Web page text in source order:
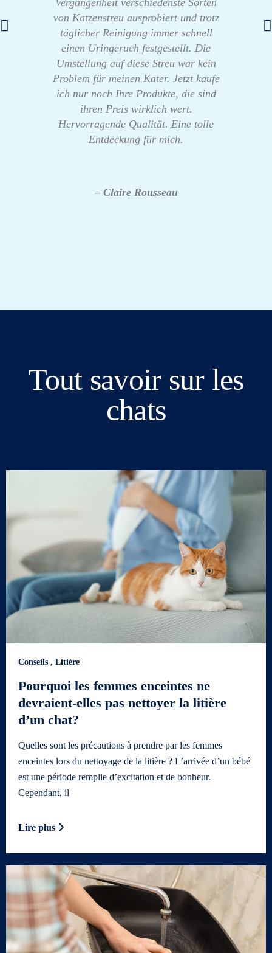
von Katzenstreu ausprobiert und trotz
täglicher Reinigung immer schnell
einen Uringeruch festgestellt. Die
Umstellung auf diese Streu war kein
Problem für meinen Kater. Jetzt kaufe
ich nur noch Ihre Produkte, die sind
ihren Preis wirklich wert.
Hervorragende Qualität. Eine tolle
Entdeckung für mich.
– Claire Rousseau
Tout savoir sur les
chats
Conseils , Litière
Pourquoi les femmes enceintes ne
devraient-elles pas nettoyer la litière
d’un chat?
Quelles sont les précautions à prendre par les femmes
enceintes lors du nettoyage de la litière ? L’arrivée d’un bébé
est une période remplie d’excitation et de bonheur.
Cependant, il
Lire plus